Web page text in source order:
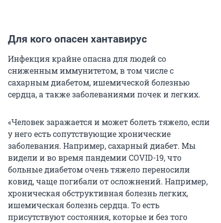
Для кого опасен хантавирус
Инфекция крайне опасна для людей со
сниженным иммунитетом, в том числе с
сахарным диабетом, ишемической болезнью
сердца, а также заболеваниями почек и легких.
«Человек заражается и может болеть тяжело, если
у него есть сопутствующие хронические
заболевания. Например, сахарный диабет. Мы
видели и во время пандемии COVID-19, что
больные диабетом очень тяжело переносили
ковид, чаще погибали от осложнений. Например,
хроническая обструктивная болезнь легких,
ишемическая болезнь сердца. То есть
присутствуют состояния, которые и без того